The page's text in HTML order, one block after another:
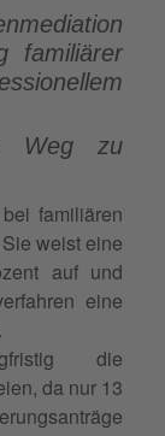
Weg zu
familiären
weist eine
auf und
eine
die
da nur 13